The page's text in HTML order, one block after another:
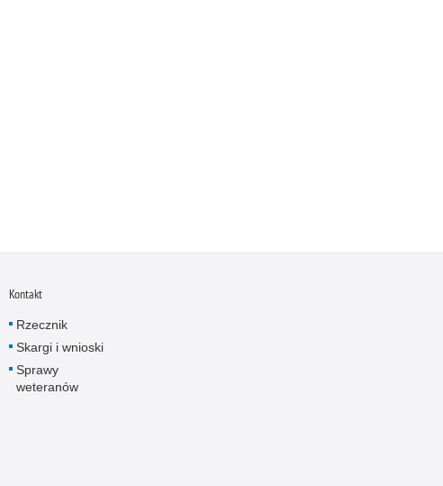
Policja inaczej
Porwania
Kontakt
Rzecznik
Skargi i wnioski
Sprawy
weteranów